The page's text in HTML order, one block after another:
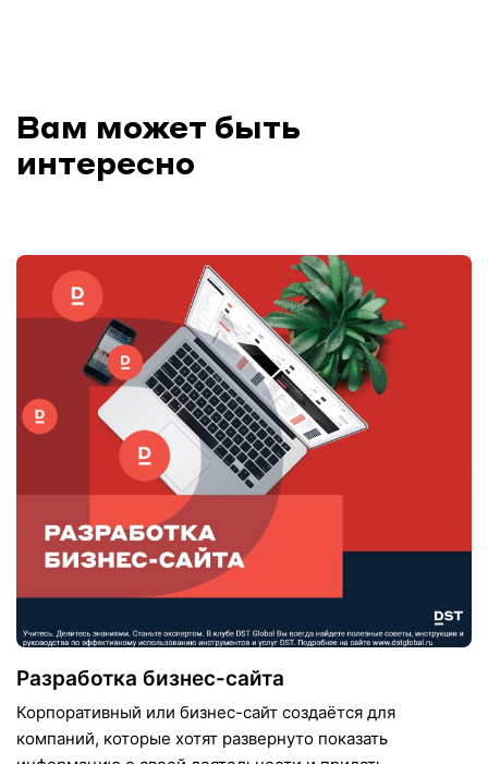
Вам может быть
интересно
Разработка бизнес-сайта
Корпоративный или бизнес-сайт создаётся для
компаний, которые хотят развернуто показать